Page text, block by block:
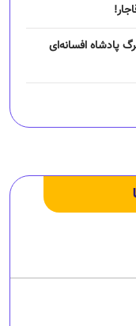
پادشاه افسانه‌ای